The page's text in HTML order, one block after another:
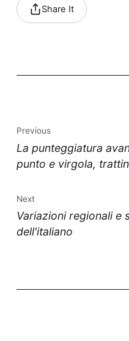
Share It
Previous
La punteggiatura
punto e virgola,
Next
Variazioni regionali e
dell'italiano